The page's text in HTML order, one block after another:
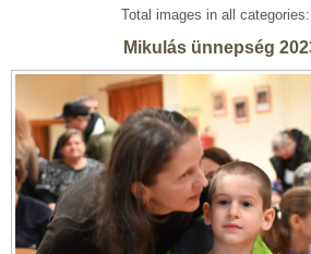
Total images in all
Mikulás ünnepség